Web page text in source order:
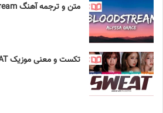
متن و ترجمه آهنگ bloodstream از Alyssa Grace
تکست و معنی موزیک SWEAT از KISS OF LIFE